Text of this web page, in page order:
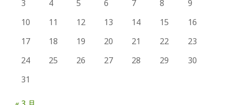
3 4 5 6 7 8
9
10
11 12 13 14 15
16
17
18 19 20 21 22
23
24
25 26 27 28 29
30
31